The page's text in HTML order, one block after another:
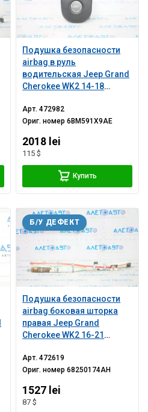
Подушка безопасности
airbag в руль
водительская Jeep Grand
Cherokee WK2 14-18
Арт.472982
Ориг. номер6BM591X9AE
2018 lei
115 $
Купить
Подушка безопасности
airbag боковая шторка
правая Jeep Grand
Cherokee WK2 16-21
Б/У ДЕФЕКТ
Арт.472619
Ориг. номер68250174AH
1527 lei
87 $